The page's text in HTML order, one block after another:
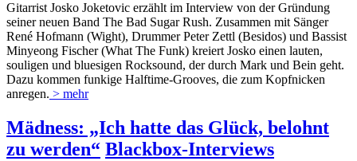
Gitarrist Josko Joketovic erzählt im Interview von der Gründung
seiner neuen Band The Bad Sugar Rush. Zusammen mit Sänger
René Hofmann (Wight), Drummer Peter Zettl (Besidos) und Bassist
Minyeong Fischer (What The Funk) kreiert Josko einen lauten,
souligen und bluesigen Rocksound, der durch Mark und Bein geht.
Dazu kommen funkige Halftime-Grooves, die zum Kopfnicken
anregen. > mehr
Mädness: „Ich hatte das Glück, belohnt
zu werden“ Blackbox-Interviews